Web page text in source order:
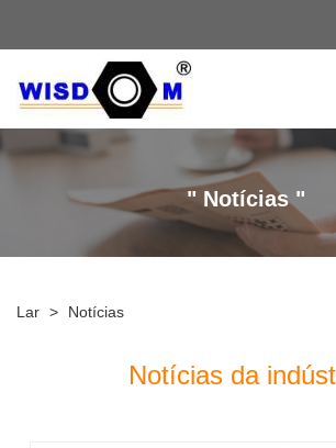
" Notícias "
Lar > Notícias
Notícias da